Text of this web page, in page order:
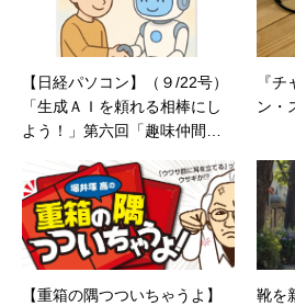
【日経パソコン】（９/22号）
「生成ＡＩを頼れる相棒にし
よう！」第六回「趣味仲間と
『
ン・
【重箱の隅つついちゃうよ】
靴を